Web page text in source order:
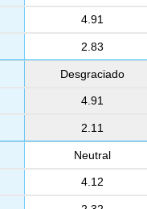
4.91
2.83
Desgraciado
4.91
2.11
Neutral
4.12